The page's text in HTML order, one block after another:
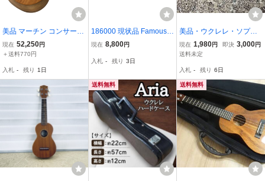
美品 マーチン コンサート
ウクレレ C1K Uke Martin
& Co.
現在 52,250円
＋送料770円
入札 - 残り 1日
186000 現状品 Famous
ウクレレ FB-1
現在 8,800円
入札 - 残り 3日
美品・ウクレレ・ソプラ
ノ用・ハードケース！
現在 1,980円 即決 3,000円
送料未定
入札 - 残り 6日
送料無料 送料無料